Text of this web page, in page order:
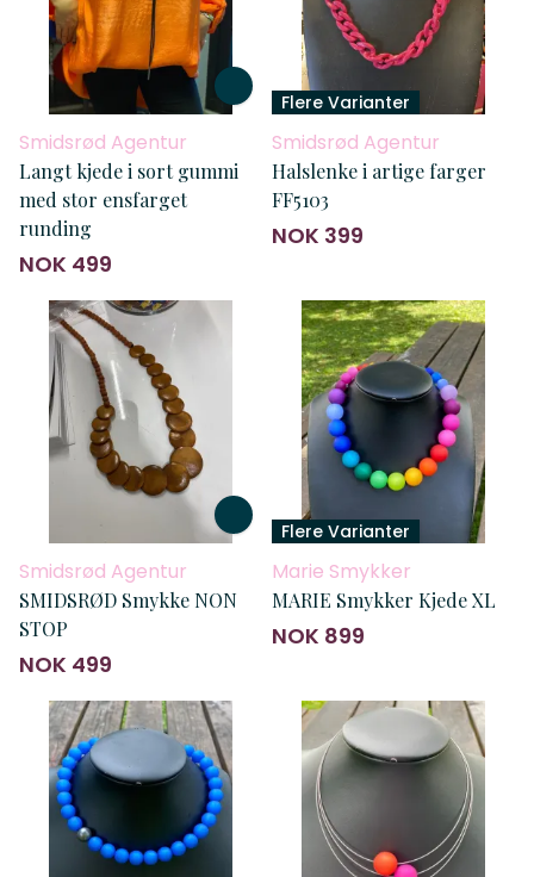
Smidsrød Agentur
Langt kjede i sort gummi
med stor ensfarget
runding
NOK 499
Flere Varianter
Smidsrød Agentur
Halslenke i artige farger
FF5103
NOK 399
Smidsrød Agentur
SMIDSRØD Smykke NON
STOP
NOK 499
Flere Varianter
Marie Smykker
MARIE Smykker Kjede XL
NOK 899